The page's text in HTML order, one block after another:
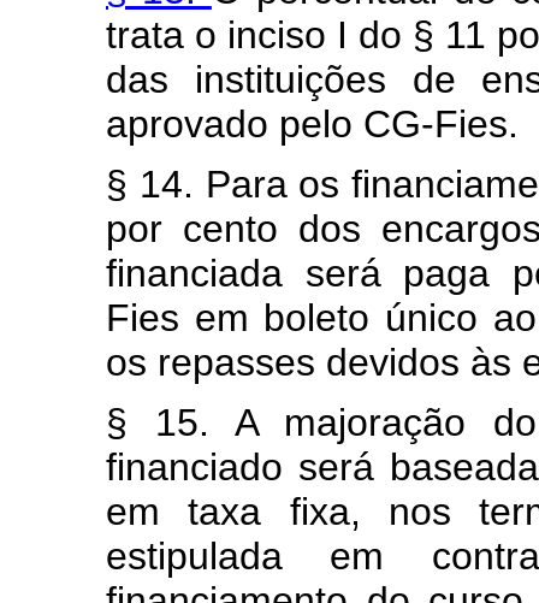
trata o inciso I do § 11
das instituições de
aprovado pelo CG-Fies.
§ 14. Para os
por cento dos
financiada será paga
Fies em boleto único
os repasses devidos às
§ 15. A majoração
financiado será
em taxa fixa, nos
estipulada em